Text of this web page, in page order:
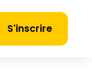
S'inscrire